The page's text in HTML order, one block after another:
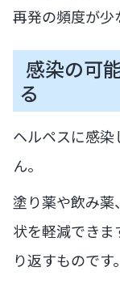
再発の頻度が少
感染の可
る
ヘルペスに感
ん。
塗り薬や飲み薬
状を軽減でき
り返すものです。